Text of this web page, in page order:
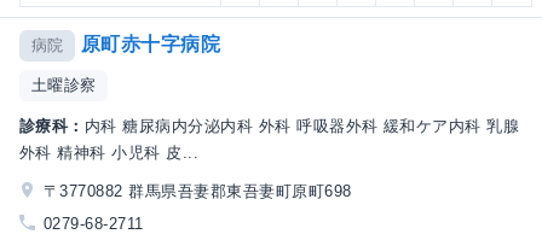
病院 原町赤十字病院
土曜診察
診療科： 内科 糖尿病内分泌内科 外科 呼吸器外科 緩和ケア内科 乳腺
外科 精神科 小児科 皮...
〒3770882 群馬県吾妻郡東吾妻町原町698
0279-68-2711